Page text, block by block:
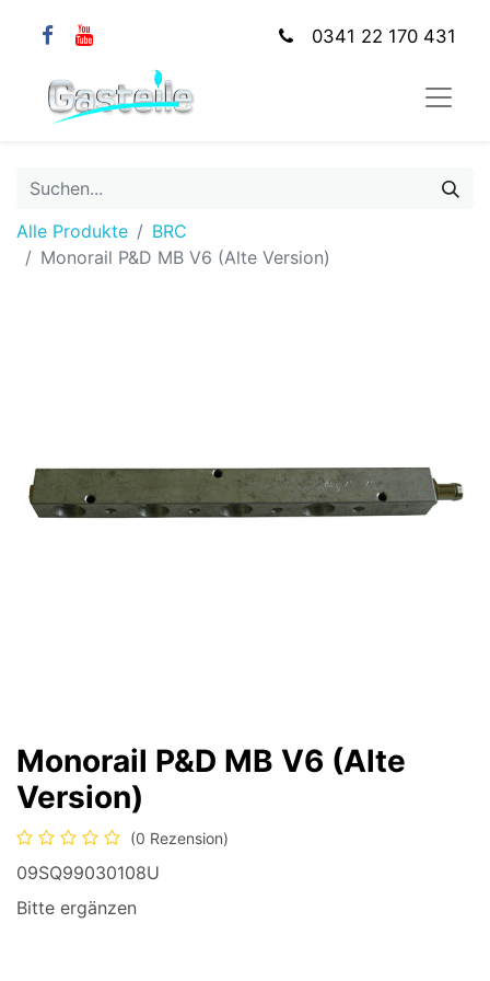
0341 22 170 431
Alle Produkte
BRC
Monorail P&D MB V6 (Alte Version)
Monorail P&D MB V6 (Alte
Version)
(0 Rezension)
09SQ99030108U
Bitte ergänzen